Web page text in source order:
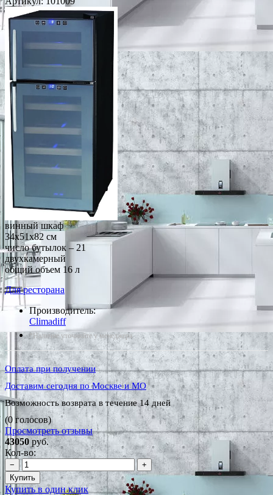
винный шкаф
34x51x82 см
число бутылок – 21
двухкамерный
общий объем 16 л
Для ресторана
Производитель:
Climadiff
*Наличие уточняйте у менеджера
Оплата при получении
Доставим сегодня по Москве и МО
Возможность возврата в течение 14 дней
(0 голосов)
Просмотреть отзывы
43050руб.
Кол-во:
−
+
Купить
Купить в один клик